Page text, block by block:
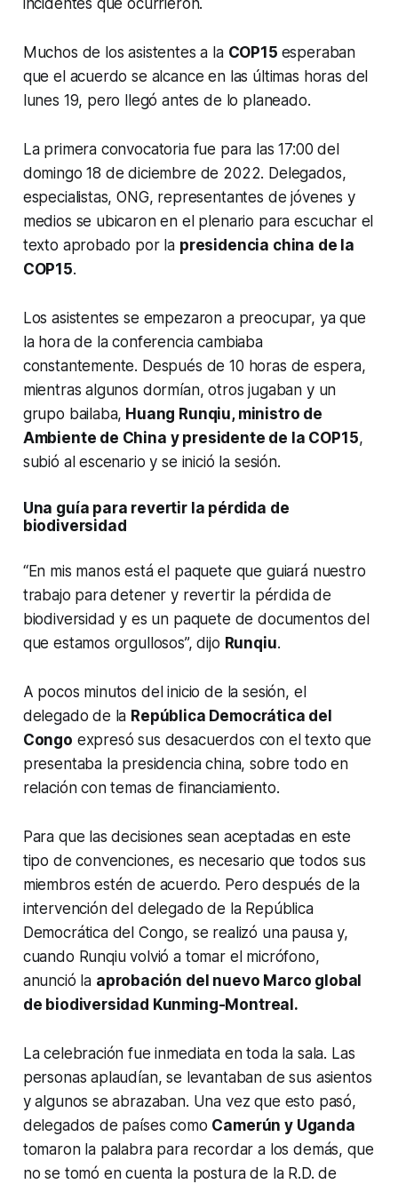
Muchos de los asistentes a la COP15 esperaban
que el acuerdo se alcance en las últimas horas del
lunes 19, pero llegó antes de lo planeado.
La primera convocatoria fue para las 17:00 del
domingo 18 de diciembre de 2022. Delegados,
especialistas, ONG, representantes de jóvenes y
medios se ubicaron en el plenario para escuchar el
texto aprobado por la presidencia china de la
COP15.
Los asistentes se empezaron a preocupar, ya que
la hora de la conferencia cambiaba
constantemente. Después de 10 horas de espera,
mientras algunos dormían, otros jugaban y un
grupo bailaba, Huang Runqiu, ministro de
Ambiente de China y presidente de la COP15,
subió al escenario y se inició la sesión.
Una guía para revertir la pérdida de
biodiversidad
“En mis manos está el paquete que guiará nuestro
trabajo para detener y revertir la pérdida de
biodiversidad y es un paquete de documentos del
que estamos orgullosos”, dijo Runqiu.
A pocos minutos del inicio de la sesión, el
delegado de la República Democrática del
Congo expresó sus desacuerdos con el texto que
presentaba la presidencia china, sobre todo en
relación con temas de financiamiento.
Para que las decisiones sean aceptadas en este
tipo de convenciones, es necesario que todos sus
miembros estén de acuerdo. Pero después de la
intervención del delegado de la República
Democrática del Congo, se realizó una pausa y,
cuando Runqiu volvió a tomar el micrófono,
anunció la aprobación del nuevo Marco global
de biodiversidad Kunming-Montreal.
La celebración fue inmediata en toda la sala. Las
personas aplaudían, se levantaban de sus asientos
y algunos se abrazaban. Una vez que esto pasó,
delegados de países como Camerún y Uganda
tomaron la palabra para recordar a los demás, que
no se tomó en cuenta la postura de la R.D. de